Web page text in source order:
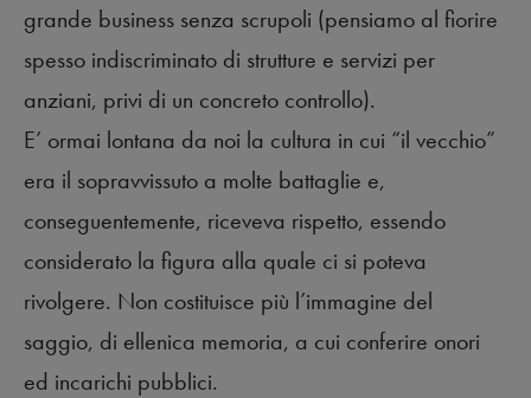
grande business senza scrupoli (pensiamo al fiorire
spesso indiscriminato di strutture e servizi per
anziani, privi di un concreto controllo).
E’ ormai lontana da noi la cultura in cui “il vecchio”
era il sopravvissuto a molte battaglie e,
conseguentemente, riceveva rispetto, essendo
considerato la figura alla quale ci si poteva
rivolgere. Non costituisce più l’immagine del
saggio, di ellenica memoria, a cui conferire onori
ed incarichi pubblici.